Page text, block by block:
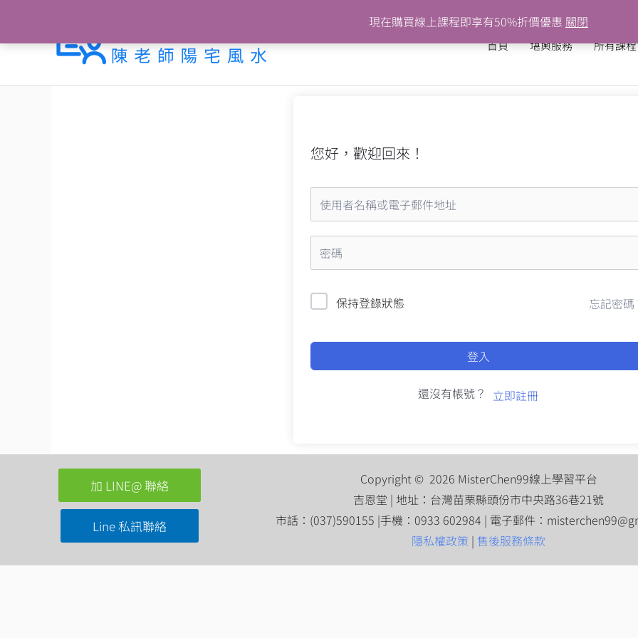
現在購買線上課程即享有50%折價優惠 關閉
內
首頁 堪輿服務 所有課程
您好，歡迎回來！
保持登錄狀態 忘記密碼
登入
還沒有帳號？ 立即註冊
加 LINE@ 聯絡
Line 私訊聯絡
Copyright © 2026 MisterChen99線上學習平台
吉恩堂 | 地址：台灣苗栗縣頭份市中央路36巷21號
市話：(037)590155 |手機：0933 602984 | 電子郵件：
隱私權政策 | 售後服務條款